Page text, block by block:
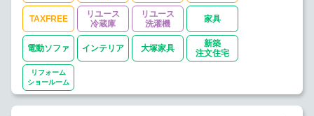
TAXFREE
リユース
冷蔵庫
リユース
洗濯機
家具
電動ソファ インテリア 大塚家具
新築
注文住宅
リフォーム
ショールーム